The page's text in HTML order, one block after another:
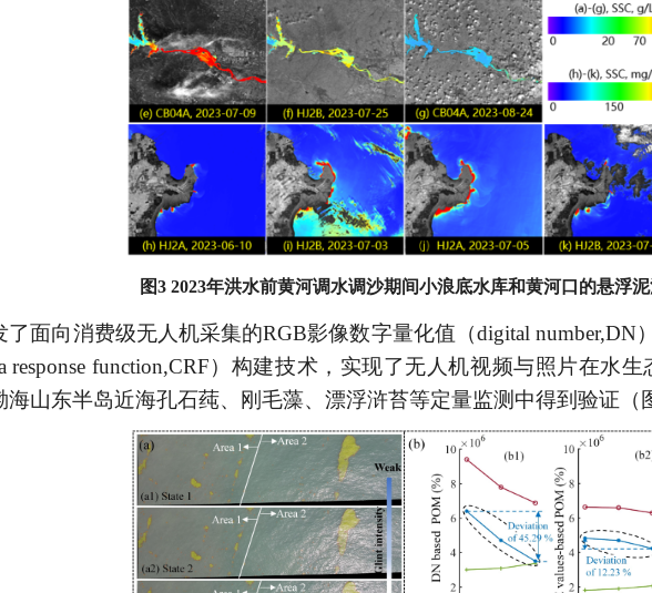
图3 2023年洪水前黄河调水调沙期间小浪底水库和黄河口的悬浮
了面向消费级无人机采集的RGB影像数字量化值（digital number,DN
response function,CRF）构建技术，实现了无人机视频与照片在水
海山东半岛近海孔石莼、刚毛藻、漂浮浒苔等定量监测中得到验证（